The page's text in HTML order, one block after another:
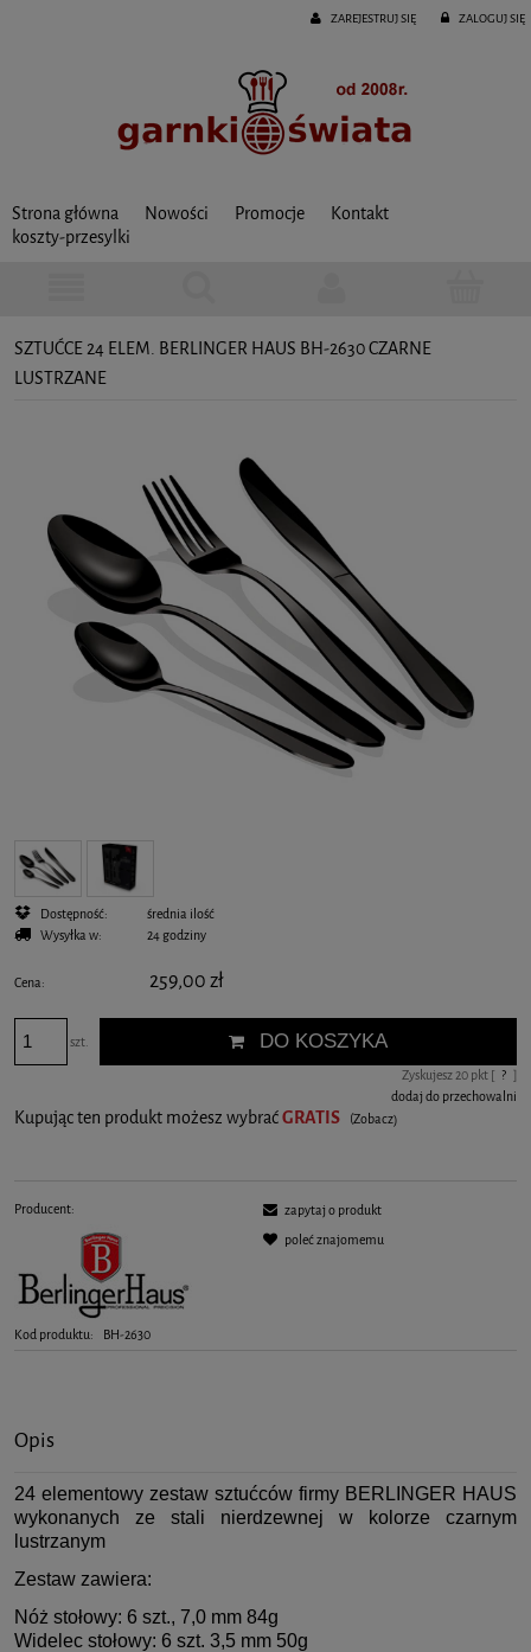
ZAREJESTRUJ SIĘ ZALOGUJ SIĘ
Strona główna Nowości Promocje
Kontakt
koszty-przesylki
SZTUĆCE 24 ELEM. BERLINGER HAUS BH-2630 CZARNE
LUSTRZANE
Dostępność:
średnia ilość
Wysyłka w:
24 godziny
Cena: 259,00 zł
szt. DO KOSZYKA
Zyskujesz20 pkt [ ? ]
dodaj do przechowalni
Kupując ten produkt możesz wybraćGRATIS (Zobacz)
Producent:
Kod produktu: BH-2630
zapytaj o produkt
poleć znajomemu
Opis
24 elementowy zestaw sztućców firmy BERLINGER HAUS
wykonanych ze stali nierdzewnej w kolorze czarnym
lustrzanym
Zestaw zawiera:
Nóż stołowy: 6 szt., 7,0 mm 84g
Widelec stołowy: 6 szt. 3,5 mm 50g